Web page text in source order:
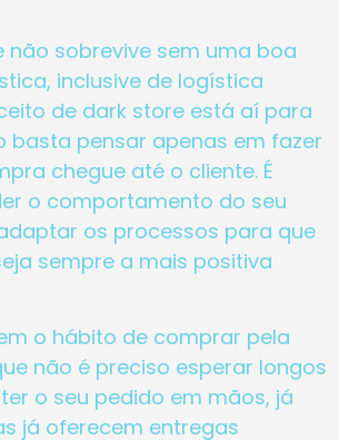
não sobrevive sem uma boa
inclusive de logística
de dark store está aí para
basta pensar apenas em fazer
chegue até o cliente. É
o comportamento do seu
os processos para que
sempre a mais positiva
o hábito de comprar pela
não é preciso esperar longos
o seu pedido em mãos, já
já oferecem entregas